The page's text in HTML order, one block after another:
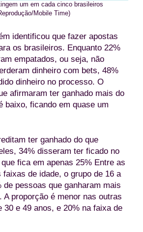
um em cada cinco brasileiros
Mobile Time)
identificou que fazer apostas
os brasileiros. Enquanto 22%
empatados, ou seja, não
dinheiro com bets, 48%
dinheiro no processo. O
afirmaram ter ganhado mais do
baixo, ficando em quase um
ter ganhado do que
34% disseram ter ficado no
fica em apenas 25% Entre as
faixas de idade, o grupo de 16 a
de pessoas que ganharam mais
A proporção é menor nas outras
30 e 49 anos, e 20% na faixa de